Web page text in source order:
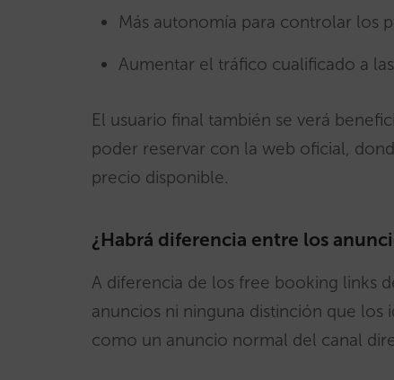
Más autonomía para controlar los
Aumentar el tráfico cualificado a
El usuario final también se verá
poder reservar con la web oficial,
precio disponible.
¿Habrá diferencia entre los
A diferencia de los free booking links
anuncios ni ninguna distinción que los
como un anuncio normal del canal